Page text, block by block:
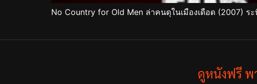
No Country for Old Men ล่าคนดุในเมืองเดือด (2007) ร
ดูหนังฟรี พ